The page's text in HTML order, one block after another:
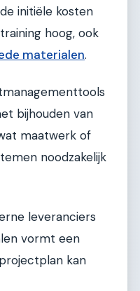
initiële kosten
hoog, ook
materialen.
bijhouden van
maatwerk of
noodzakelijk
leveranciers
vormt een
kan